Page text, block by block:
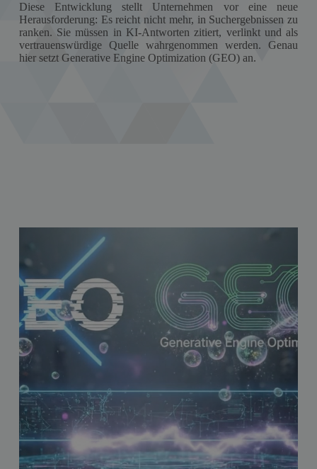
Diese Entwicklung stellt Unternehmen vor eine neue
Herausforderung: Es reicht nicht mehr, in Suchergebnissen zu
ranken. Sie müssen in KI-Antworten zitiert, verlinkt und als
vertrauenswürdige Quelle wahrgenommen werden. Genau
hier setzt Generative Engine Optimization (GEO) an.